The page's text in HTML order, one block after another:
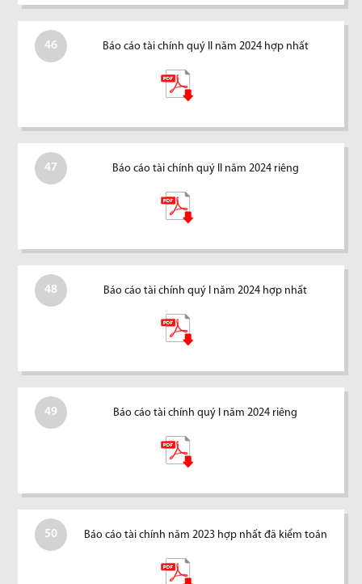
46 Báo cáo tài chính quý II năm 2024 hợp nhất
47 Báo cáo tài chính quý II năm 2024 riêng
48 Báo cáo tài chính quý I năm 2024 hợp nhất
49 Báo cáo tài chính quý I năm 2024 riêng
50 Báo cáo tài chính năm 2023 hợp nhất đã kiểm toán